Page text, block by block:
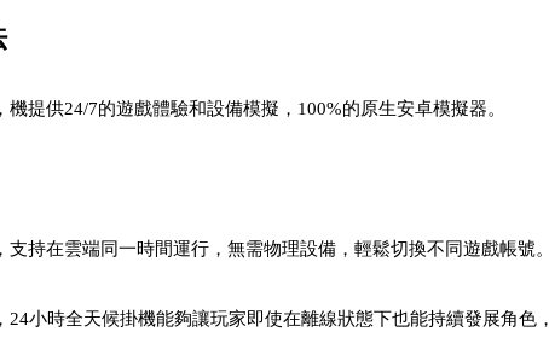
提供24/7的遊戲體驗和設備模擬，100%的原生安卓模擬器。
持在雲端同一時間運行，無需物理設備，輕鬆切換不同遊戲帳號。
小時全天候掛機能夠讓玩家即使在離線狀態下也能持續發展角色，